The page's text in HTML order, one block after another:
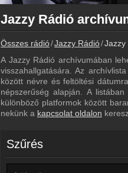
Összes rádió Jazzy Rádió Jazzy
A Jazzy Rádió archívumában
visszahallgatására. Az
között névre és feltöltési
népszerűség alapján. A
különböző platformok között
nekünk a kapcsolat oldalon
Szűrés